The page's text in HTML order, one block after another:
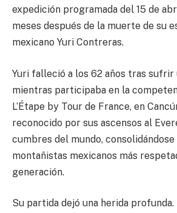
expedición programada del 15 de
meses después de la muerte de su
mexicano Yuri Contreras.
Yuri falleció a los 62 años tras
mientras participaba en la
L’Étape by Tour de France, en
reconocido por sus ascensos al
cumbres del mundo,
montañistas mexicanos más
generación.
Su partida dejó una herida